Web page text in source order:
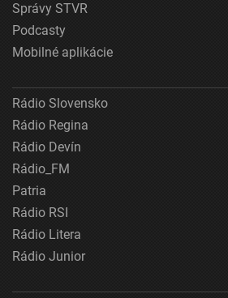
Správy STVR
Podcasty
Mobilné aplikácie
Rádio Slovensko
Rádio Regina
Rádio Devín
Rádio_FM
Patria
Rádio RSI
Rádio Litera
Rádio Junior